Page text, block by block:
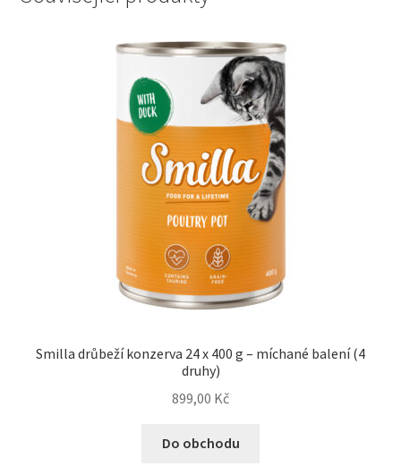
Smilla drůbeží konzerva 24 x 400 g – míchané balení (4
druhy)
899,00 Kč
Do obchodu